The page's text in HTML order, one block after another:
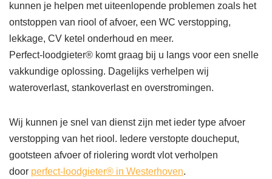
kunnen je helpen met uiteenlopende problemen zoals het
ontstoppen van riool of afvoer, een WC verstopping,
lekkage, CV ketel onderhoud en meer.
Perfect-loodgieter® komt graag bij u langs voor een snelle
vakkundige oplossing. Dagelijks verhelpen wij
wateroverlast, stankoverlast en overstromingen.
Wij kunnen je snel van dienst zijn met ieder type afvoer
verstopping van het riool. Iedere verstopte doucheput,
gootsteen afvoer of riolering wordt vlot verholpen
door perfect-loodgieter® in Westerhoven.